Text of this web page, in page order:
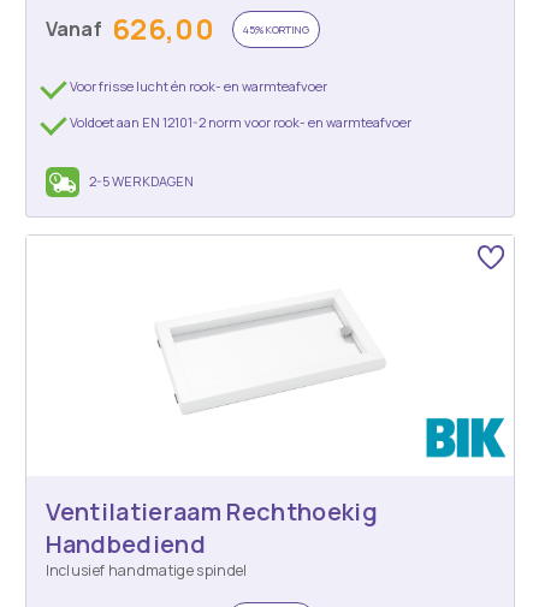
Vanaf 626,00 45% KORTING
Voor frisse lucht én rook- en warmteafvoer
Voldoet aan EN 12101-2 norm voor rook- en warmteafvoer
2-5 WERKDAGEN
Ventilatieraam Rechthoekig
Handbediend
Inclusief handmatige spindel